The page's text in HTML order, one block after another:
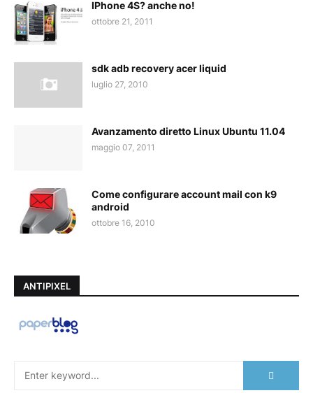
IPhone 4S? anche no!
ottobre 21, 2011
sdk adb recovery acer liquid
luglio 27, 2010
Avanzamento diretto Linux Ubuntu 11.04
maggio 07, 2011
Come configurare account mail con k9
android
ottobre 16, 2010
ANTIPIXEL